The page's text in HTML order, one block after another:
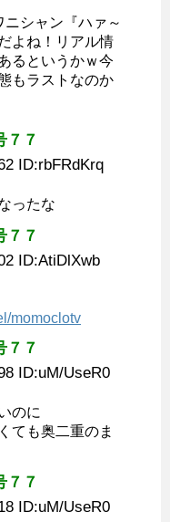
シャン『ハァ～
よね！リアル情
るというかｗ今
もラストなのか
７７
ID:rbFRdKrq
ったな
７７
ID:AtiDlXwb
momoclotv
７７
ID:uM/UseR0
のに
ても奥二重のま
７７
ID:uM/UseR0